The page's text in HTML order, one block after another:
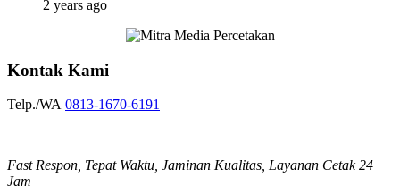
2 years ago
Kontak Kami
Telp./WA 0813-1670-6191
Fast Respon, Tepat Waktu, Jaminan Kualitas, Layanan Cetak 24
Jam